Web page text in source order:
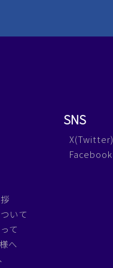
いて
て
へ
SNS
X(Twitter)
Facebook